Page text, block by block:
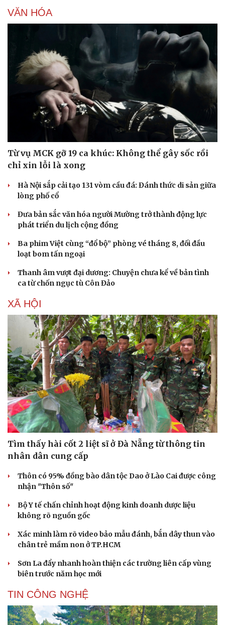
Văn hóa
Sân khấu - Điện ảnh
Âm nhạc
Di sản
Giải trí
Sao Việt
VĂN HÓA
Từ vụ MCK gỡ 19 ca khúc: Không thể gây sốc rồi
chỉ xin lỗi là xong
Hà Nội sắp cải tạo 131 vòm cầu đá: Đánh thức di sản giữa
lòng phố cổ
Đưa bản sắc văn hóa người Mường trở thành động lực
phát triển du lịch cộng đồng
Ba phim Việt cùng “đổ bộ” phòng vé tháng 8, đối đầu
loạt bom tấn ngoại
Thanh âm vượt đại dương: Chuyện chưa kể về bản tình
ca từ chốn ngục tù Côn Đảo
XÃ HỘI
Tìm thấy hài cốt 2 liệt sĩ ở Đà Nẵng từ thông tin
nhân dân cung cấp
Thôn có 95% đồng bào dân tộc Dao ở Lào Cai được công
nhận "Thôn số"
Bộ Y tế chấn chỉnh hoạt động kinh doanh dược liệu
không rõ nguồn gốc
Xác minh làm rõ video bảo mẫu đánh, bắn dây thun vào
chân trẻ mầm non ở TP.HCM
Sơn La đẩy nhanh hoàn thiện các trường liên cấp vùng
biên trước năm học mới
TIN CÔNG NGHỆ